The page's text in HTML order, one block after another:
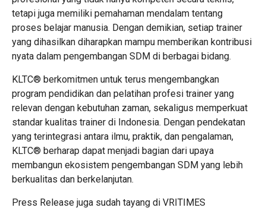
tetapi juga memiliki pemahaman mendalam tentang
proses belajar manusia. Dengan demikian, setiap trainer
yang dihasilkan diharapkan mampu memberikan kontribusi
nyata dalam pengembangan SDM di berbagai bidang.
KLTC® berkomitmen untuk terus mengembangkan
program pendidikan dan pelatihan profesi trainer yang
relevan dengan kebutuhan zaman, sekaligus memperkuat
standar kualitas trainer di Indonesia. Dengan pendekatan
yang terintegrasi antara ilmu, praktik, dan pengalaman,
KLTC® berharap dapat menjadi bagian dari upaya
membangun ekosistem pengembangan SDM yang lebih
berkualitas dan berkelanjutan.
Press Release juga sudah tayang di VRITIMES